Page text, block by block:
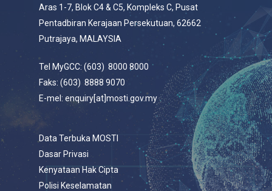
Aras 1-7, Blok C4 & C5, Kompleks C, Pusat
Pentadbiran Kerajaan Persekutuan, 62662
Putrajaya, MALAYSIA
Tel MyGCC: (603) 8000 8000
Faks: (603) 8888 9070
E-mel: enquiry[at]mosti.gov.my
Data Terbuka MOSTI
Dasar Privasi
Kenyataan Hak Cipta
Polisi Keselamatan